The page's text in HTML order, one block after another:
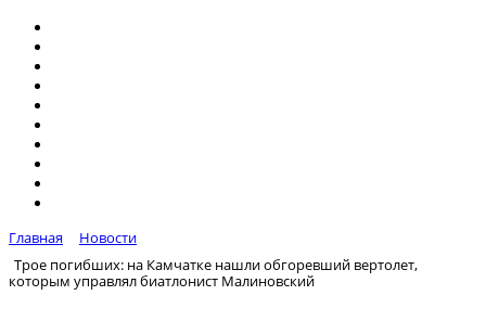
Главная
Новости
Трое погибших: на Камчатке нашли обгоревший вертолет,
которым управлял биатлонист Малиновский